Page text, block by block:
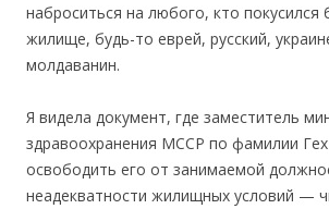
наброситься на любого, кто покусился
жилище, будь-то еврей, русский,
молдаванин.
Я видела документ, где заместитель
здравоохранения МССР по фамилии
освободить его от занимаемой
неадекватности жилищных условий —